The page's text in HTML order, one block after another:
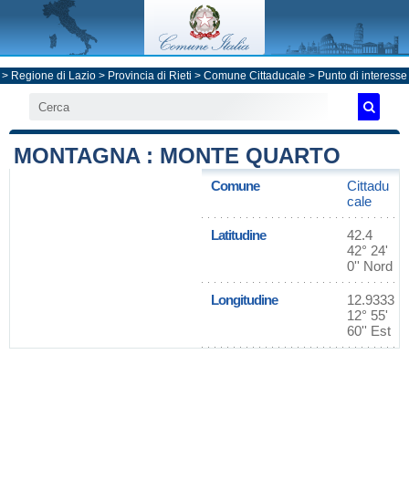
> Regione di Lazio > Provincia di Rieti > Comune Cittaducale > Punto di interesse
MONTAGNA : MONTE QUARTO
Comune
Cittadu
cale
Latitudine
42.4
42° 24'
0'' Nord
Longitudine
12.9333
12° 55'
60'' Est